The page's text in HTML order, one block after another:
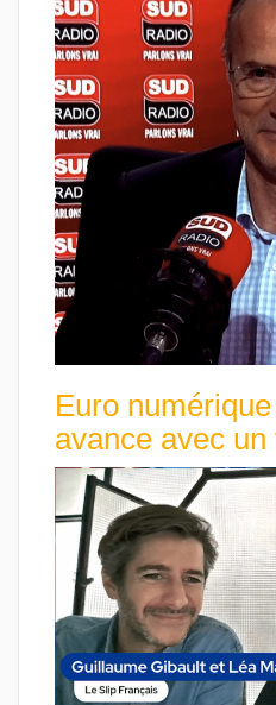
Euro
avance avec